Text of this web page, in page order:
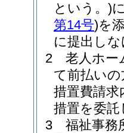
という。)
第14号)を
に提出し
2
老人ホー
て前払い
措置費請求
措置を委
3
福祉事務